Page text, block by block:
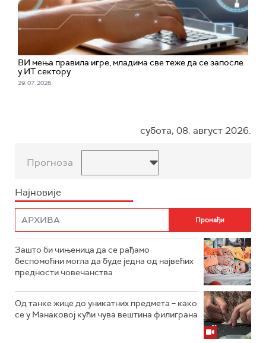
ВИ мења правила игре, младима све теже да се запосле
у ИТ сектору
29. 07. 2026.
субота, 08. август 2026.
Прогноза
Најновије
Зашто би чињеница да се рађамо
беспомоћни могла да буде једна од највећих
предности човечанства
Од танке жице до уникатних предмета – како
се у Манаковој кући чува вештина филиграна